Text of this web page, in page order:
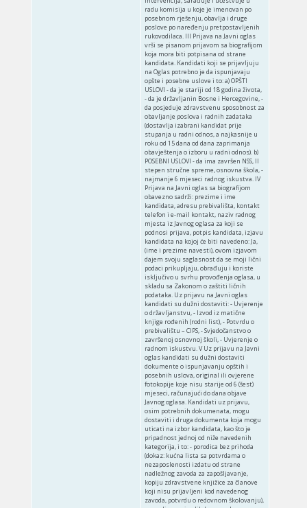
radu komisija u koje je imenovan po
posebnom rješenju, obavlja i druge
poslove po naređenju pretpostavljenih
rukovodilaca. III Prijava na Javni oglas
vrši se pisanom prijavom sa biografijom
koja mora biti potpisana od strane
kandidata. Kandidati koji se prijavljuju
na Oglas potrebno je da ispunjavaju
opšte i posebne uslove i to: a) OPŠTI
USLOVI ‑ da je stariji od 18 godina života,
‑ da je državljanin Bosne i Hercegovine, ‑
da posjeduje zdravstvenu sposobnost za
obavljanje poslova i radnih zadataka
(dostavlja izabrani kandidat prije
stupanja u radni odnos, a najkasnije u
roku od 15 dana od dana zaprimanja
obavještenja o izboru u radni odnos). b)
POSEBNI USLOVI - da ima završen NSS, II
stepen stručne spreme, osnovna škola, -
najmanje 6 mjeseci radnog iskustva. IV
Prijava na Javni oglas sa biografijom
obavezno sadrži: prezime i ime
kandidata, adresu prebivališta, kontakt
telefon i e-mail kontakt, naziv radnog
mjesta iz Javnog oglasa za koji se
podnosi prijava, potpis kandidata, izjavu
kandidata na kojoj će biti navedeno: Ja,
(ime i prezime navesti), ovom izjavom
dajem svoju saglasnost da se moji lični
podaci prikupljaju, obrađuju i koriste
isključivo u svrhu provođenja oglasa, u
skladu sa Zakonom o zaštiti ličnih
podataka. Uz prijavu na Javni oglas
kandidati su dužni dostaviti: ‑ Uvjerenje
o državljanstvu, ‑ Izvod iz matične
knjige rođenih (rodni list), ‑ Potvrdu o
prebivalištu – CIPS, ‑ Svjedočanstvo o
završenoj osnovnoj školi, ‑ Uvjerenje o
radnom iskustvu. V Uz prijavu na Javni
oglas kandidati su dužni dostaviti
dokumente o ispunjavanju opštih i
posebnih uslova, original ili ovjerene
fotokopije koje nisu starije od 6 (šest)
mjeseci, računajući do dana objave
Javnog oglasa. Kandidati uz prijavu,
osim potrebnih dokumenata, mogu
dostaviti i druga dokumenta koja mogu
uticati na izbor kandidata, kao što je
pripadnost jednoj od niže navedenih
kategorija, i to: ‑ porodica bez prihoda
(dokaz: kućna lista sa potvrdama o
nezaposlenosti izdatu od strane
nadležnog zavoda za zapošljavanje,
kopiju zdravstvene knjižice za članove
koji nisu prijavljeni kod navedenog
zavoda, potvrdu o redovnom školovanju),